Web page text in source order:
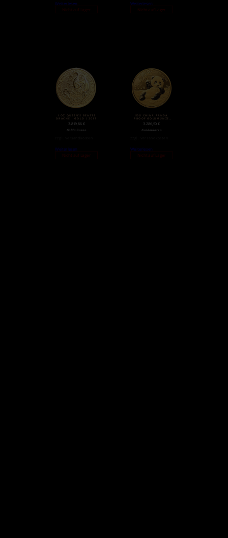
Weiterlesen
Nicht auf Lager
Weiterlesen
Nicht auf Lager
1 OZ QUEEN’S BEASTS
DRACHE | GOLD | 2017
3.819,86 €
Goldmünzen
Weiterlesen
Nicht auf Lager
50G CHINA PANDA
PROOF GOLDMÜNZE
3.286,50€
Goldmünzen
Weiterlesen
Nicht auf Lager